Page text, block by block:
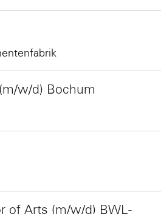
w/d) Bochum
of Arts (m/w/d) BWL-